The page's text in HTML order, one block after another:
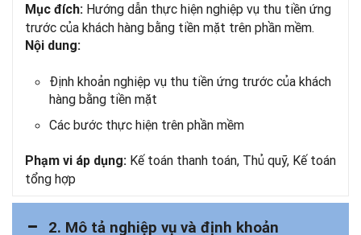
Mục đích: Hướng dẫn thực hiện nghiệp vụ thu tiền ứng
trước của khách hàng bằng tiền mặt trên phần mềm.
Nội dung:
Định khoản nghiệp vụ thu tiền ứng trước của khách
hàng bằng tiền mặt
Các bước thực hiện trên phần mềm
Phạm vi áp dụng: Kế toán thanh toán, Thủ quỹ, Kế toán
tổng hợp
2. Mô tả nghiệp vụ và định khoản